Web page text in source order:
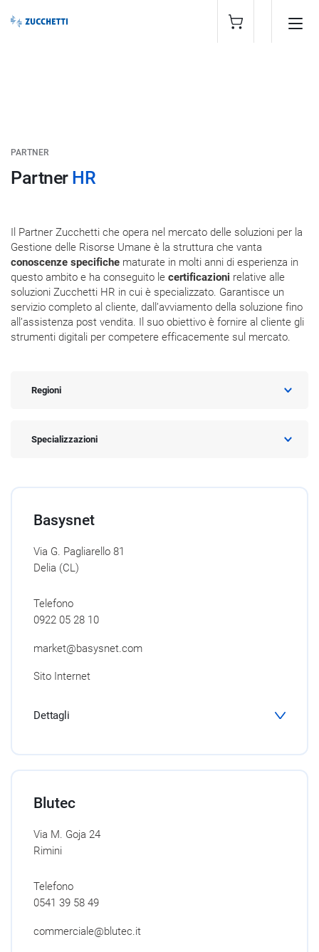
PARTNER
Partner HR
Il Partner Zucchetti che opera nel mercato delle soluzioni per la
Gestione delle Risorse Umane è la struttura che vanta
conoscenze specifiche maturate in molti anni di esperienza in
questo ambito e ha conseguito le certificazioni relative alle
soluzioni Zucchetti HR in cui è specializzato. Garantisce un
servizio completo al cliente, dall’avviamento della soluzione fino
all’assistenza post vendita. Il suo obiettivo è fornire al cliente gli
strumenti digitali per competere efficacemente sul mercato.
Regioni
Specializzazioni
Basysnet
Via G. Pagliarello 81
Delia (CL)
Telefono
0922 05 28 10
market@basysnet.com
Sito Internet
Dettagli
Blutec
Via M. Goja 24
Rimini
Telefono
0541 39 58 49
commerciale@blutec.it